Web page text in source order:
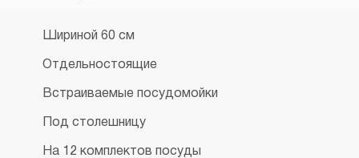
Шириной 60 см
Отдельностоящие
Встраиваемые посудомойки
Под столешницу
На 12 комплектов посуды